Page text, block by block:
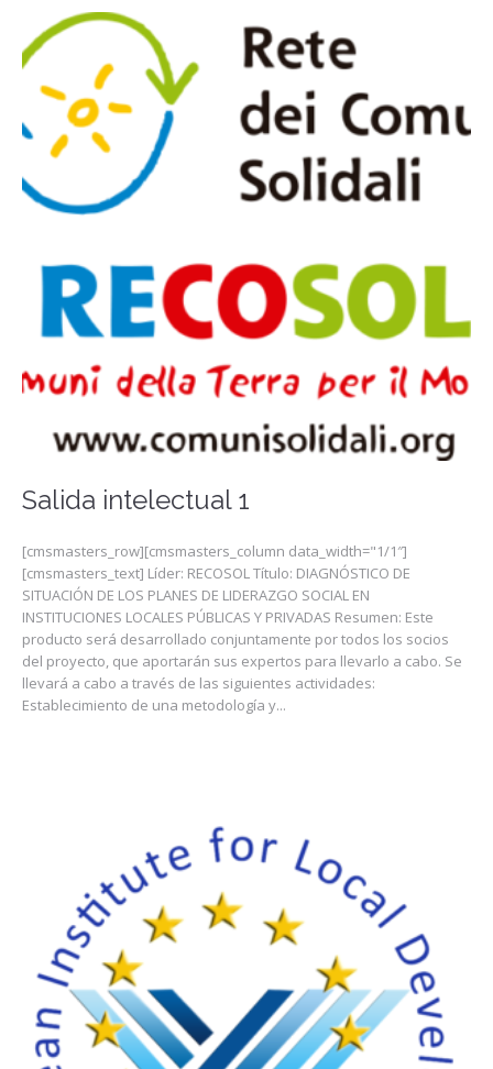
Salida intelectual 1
[cmsmasters_row][cmsmasters_column data_width="1/1″]
[cmsmasters_text] Líder: RECOSOL Título: DIAGNÓSTICO DE
SITUACIÓN DE LOS PLANES DE LIDERAZGO SOCIAL EN
INSTITUCIONES LOCALES PÚBLICAS Y PRIVADAS Resumen: Este
producto será desarrollado conjuntamente por todos los socios
del proyecto, que aportarán sus expertos para llevarlo a cabo. Se
llevará a cabo a través de las siguientes actividades:
Establecimiento de una metodología y...